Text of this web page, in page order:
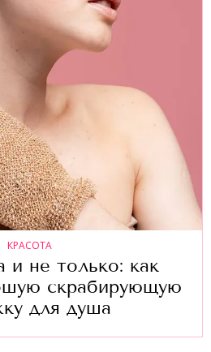
КРАСОТА
не только: как
скрабирующую
для душа